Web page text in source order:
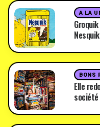
A LA
BONS
Elle
société